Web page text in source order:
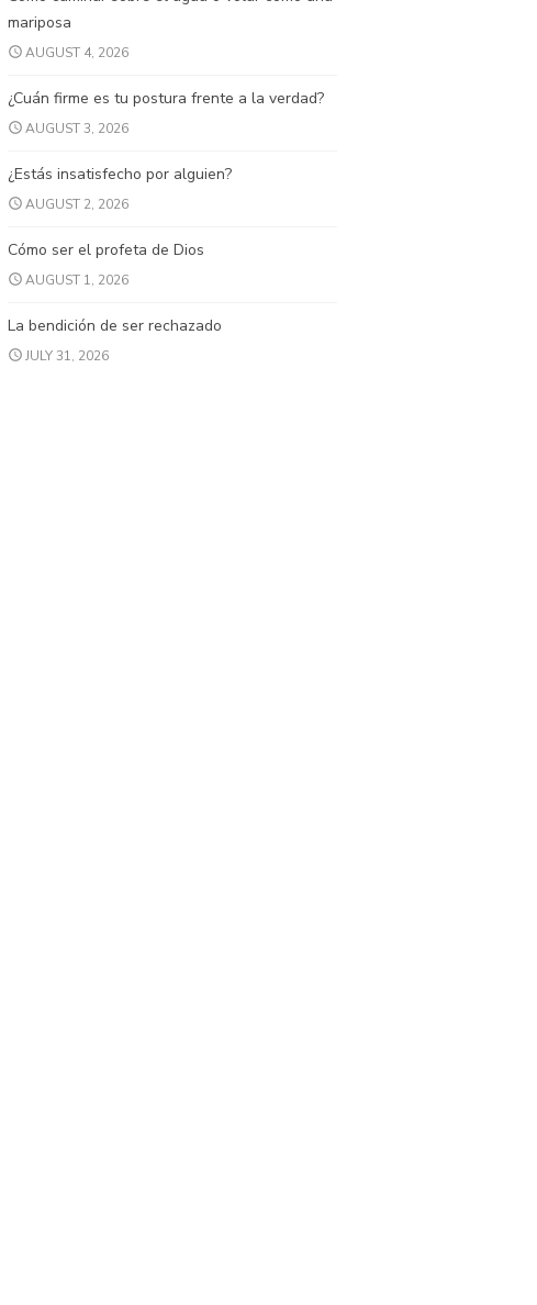
mariposa
AUGUST 4, 2026
¿Cuán firme es tu postura frente a la verdad?
AUGUST 3, 2026
¿Estás insatisfecho por alguien?
AUGUST 2, 2026
Cómo ser el profeta de Dios
AUGUST 1, 2026
La bendición de ser rechazado
JULY 31, 2026